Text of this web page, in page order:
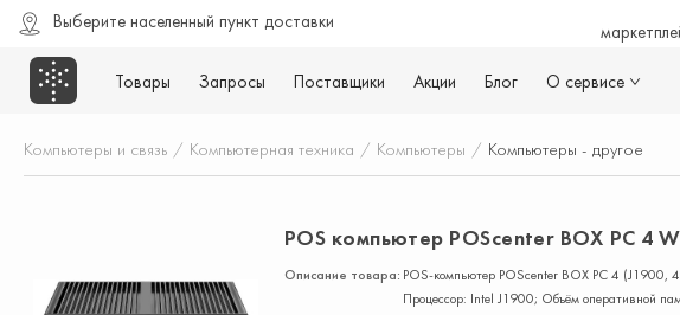
Выберите населенный пункт доставки
Товары Запросы Поставщики Акции Блог О сервисе
Компьютеры и связь / Компьютерная техника / Компьютеры / Компьютеры - другое
POS компьютер POScenter BOX PC 4
Описание товара: POS-компьютер POScenter BOX PC 4
Процессор: Intel J1900; Объём оперативной